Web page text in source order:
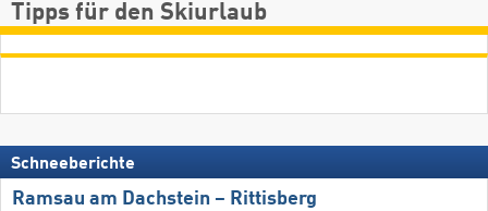
Tipps für den Skiurlaub
Schneeberichte
Ramsau am Dachstein – Rittisberg